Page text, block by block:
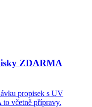
ZDARMA
propisek s UV
to včetně přípravy.